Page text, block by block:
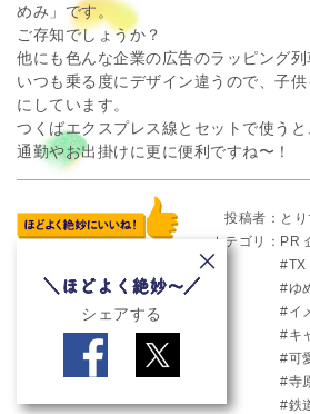
めみ」です。
ご存知でしょうか？
他にも色んな企業の広告のラッピング列
いつも乗る度にデザイン違うので、子
にしています。
つくばエクスプレス線とセットで使うと
通勤やお出掛けに更に便利ですね〜！
シェアする
投稿者
と
カテゴリ
PR
TX
ゆ
イ
キ
可
寺
鉄